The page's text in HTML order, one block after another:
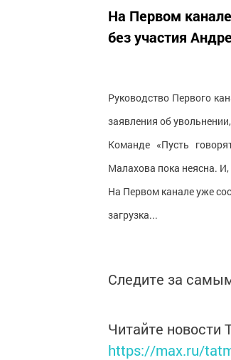
На Первом
без участия
Руководство Первого
заявления об
Команде «Пусть
Малахова пока неясна. И,
На Первом канале уже
загрузка...
Следите за
Читайте новости
https://max.ru/